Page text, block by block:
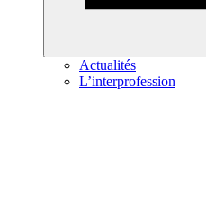
Actualités
L’interprofession